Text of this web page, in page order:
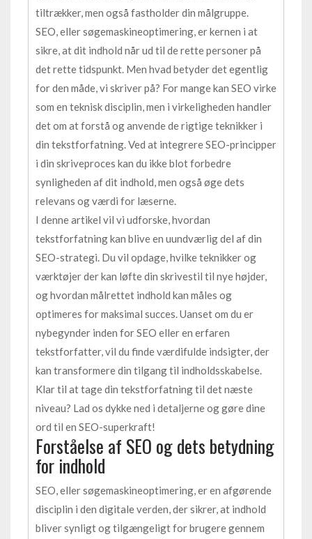
tiltrækker, men også fastholder din målgruppe.
SEO, eller søgemaskineoptimering, er kernen i at
sikre, at dit indhold når ud til de rette personer på
det rette tidspunkt. Men hvad betyder det egentlig
for den måde, vi skriver på? For mange kan SEO virke
som en teknisk disciplin, men i virkeligheden handler
det om at forstå og anvende de rigtige teknikker i
din tekstforfatning. Ved at integrere SEO-principper
i din skriveproces kan du ikke blot forbedre
synligheden af dit indhold, men også øge dets
relevans og værdi for læserne.
I denne artikel vil vi udforske, hvordan
tekstforfatning kan blive en uundværlig del af din
SEO-strategi. Du vil opdage, hvilke teknikker og
værktøjer der kan løfte din skrivestil til nye højder,
og hvordan målrettet indhold kan måles og
optimeres for maksimal succes. Uanset om du er
nybegynder inden for SEO eller en erfaren
tekstforfatter, vil du finde værdifulde indsigter, der
kan transformere din tilgang til indholdsskabelse.
Klar til at tage din tekstforfatning til det næste
niveau? Lad os dykke ned i detaljerne og gøre dine
ord til en SEO-superkraft!
Forståelse af SEO og dets betydning
for indhold
SEO, eller søgemaskineoptimering, er en afgørende
disciplin i den digitale verden, der sikrer, at indhold
bliver synligt og tilgængeligt for brugere gennem